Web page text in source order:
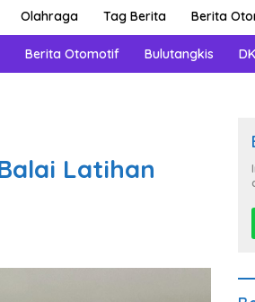
Olahraga Tag Berita Berita
Berita Otomotif Bulutangkis
Latihan